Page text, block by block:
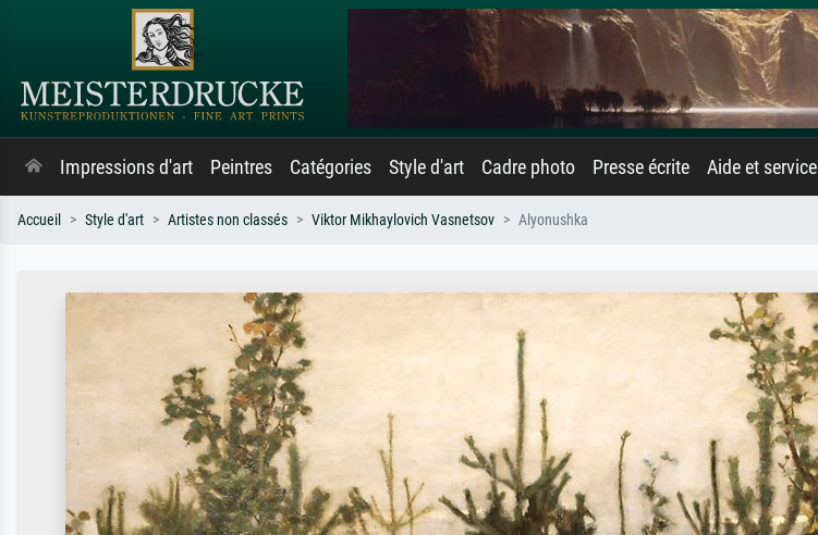
Impressions d'art Peintres Catégories Style d'art Cadre photo Presse écrite Aide et service
Accueil Style d'art Artistes non classés Viktor Mikhaylovich Vasnetsov Alyonushka